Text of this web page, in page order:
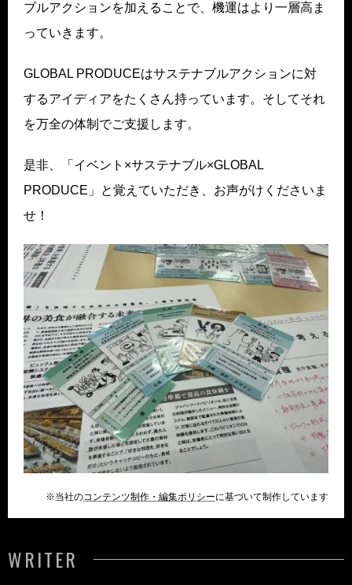
ブルアクションを加えることで、機運はより一層高ま
っていきます。
GLOBAL PRODUCEはサステナブルアクションに対
するアイディアをたくさん持っています。そしてそれ
を万全の体制でご支援します。
是非、「イベント×サステナブル×GLOBAL
PRODUCE」と覚えていただき、お声がけくださいま
せ！
※当社のコンテンツ制作・編集ポリシーに基づいて制作しています
WRITER